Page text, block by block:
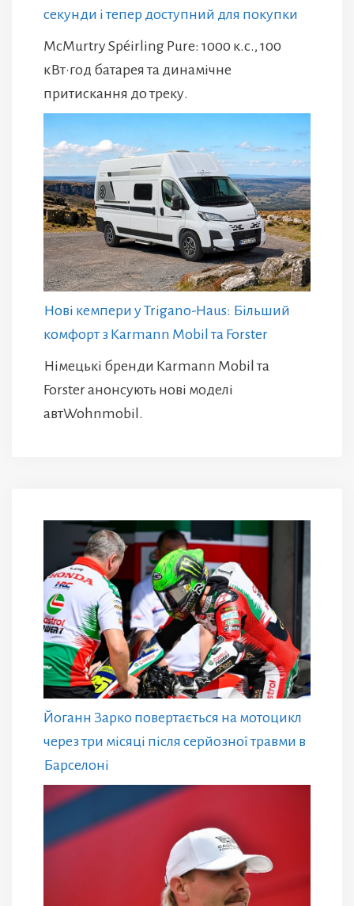
секунди і тепер доступний для покупки
McMurtry Spéirling Pure: 1000 к.с., 100
кВт·год батарея та динамічне
притискання до треку.
Нові кемпери у Trigano-Haus: Більший
комфорт з Karmann Mobil та Forster
Німецькі бренди Karmann Mobil та
Forster анонсують нові моделі
автWohnmobil.
Йоганн Зарко повертається на мотоцикл
через три місяці після серйозної травми в
Барселоні